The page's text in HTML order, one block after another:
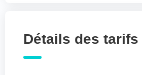
Détails des tarifs